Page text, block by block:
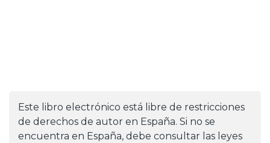
Este libro electrónico está libre de restricciones
de derechos de autor en España. Si no se
encuentra en España, debe consultar las leyes